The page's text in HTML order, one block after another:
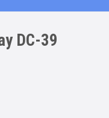
DC-39